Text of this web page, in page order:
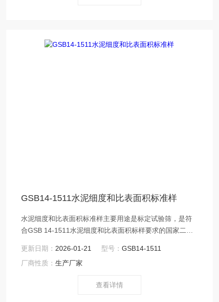
GSB14-1511水泥细度和比表面积标准样
水泥细度和比表面积标准样主要用途是标定试验筛，是符
合GSB 14-1511水泥细度和比表面积标样要求的国家二级
更新日期： 2026-01-21 型号：GSB14-1511
厂商性质：生产厂家
查看详情